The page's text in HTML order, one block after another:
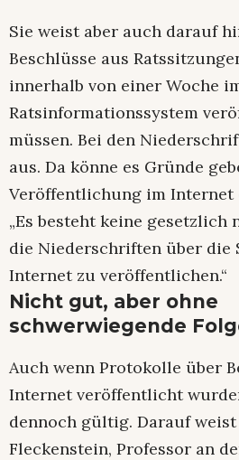
Sie weist aber auch darauf
Beschlüsse aus
innerhalb von einer Woche
Ratsinformationssystem
müssen. Bei den
aus. Da könne es Gründe
Veröffentlichung im Internet
„Es besteht keine gesetzlich
die Niederschriften über die
Internet zu veröffentlichen.“
Nicht gut, aber ohne
schwerwiegende
Auch wenn Protokolle über
Internet veröffentlicht
dennoch gültig. Darauf
Fleckenstein, Professor an